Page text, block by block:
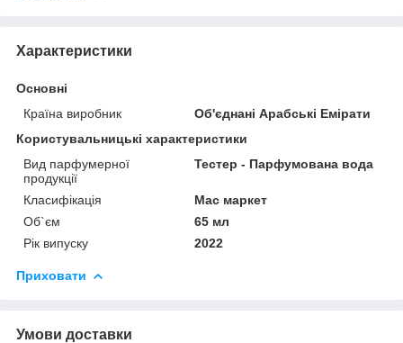
Характеристики
Основні
Країна виробник
Об'єднані Арабські Емірати
Користувальницькі характеристики
Вид парфумерної
продукції
Тестер - Парфумована вода
Класифікація
Мас маркет
Об`єм
65 мл
Рік випуску
2022
Приховати
Умови доставки